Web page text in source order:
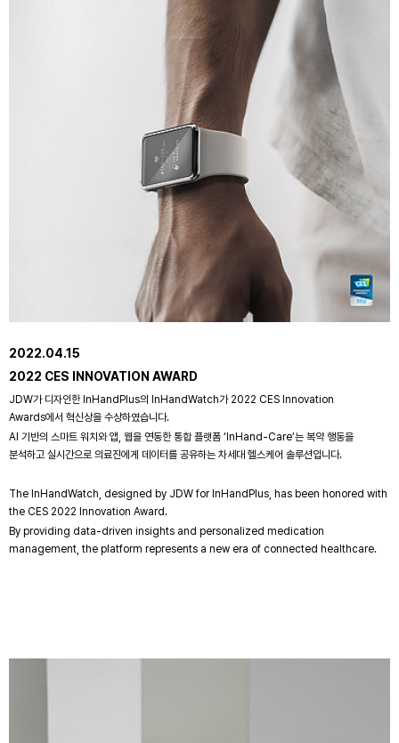
2022.04.15
2022 CES INNOVATION AWARD
JDW가 디자인한 InHandPlus의 InHandWatch가 2022 CES Innovation
Awards에서 혁신상을 수상하였습니다.
AI 기반의 스마트 워치와 앱, 웹을 연동한 통합 플랫폼 ‘InHand-Care’는 복약 행동을
분석하고 실시간으로 의료진에게 데이터를 공유하는 차세대 헬스케어 솔루션입니다.
The InHandWatch, designed by JDW for InHandPlus, has been honored with
the CES 2022 Innovation Award.
By providing data-driven insights and personalized medication
management, the platform represents a new era of connected healthcare.